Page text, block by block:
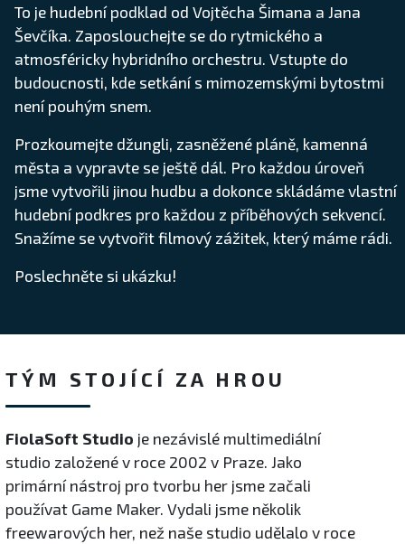
To je hudební podklad od Vojtěcha Šimana a Jana
Ševčíka. Zaposlouchejte se do rytmického a
atmosféricky hybridního orchestru. Vstupte do
budoucnosti, kde setkání s mimozemskými bytostmi
není pouhým snem.
Prozkoumejte džungli, zasněžené pláně, kamenná
města a vypravte se ještě dál. Pro každou úroveň
jsme vytvořili jinou hudbu a dokonce skládáme vlastní
hudební podkres pro každou z příběhových sekvencí.
Snažíme se vytvořit filmový zážitek, který máme rádi.
Poslechněte si ukázku!
TÝM STOJÍCÍ ZA HROU
FiolaSoft Studio je nezávislé multimediální
studio založené v roce 2002 v Praze. Jako
primární nástroj pro tvorbu her jsme začali
používat Game Maker. Vydali jsme několik
freewarových her, než naše studio udělalo v roce